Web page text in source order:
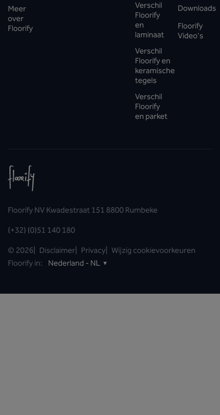
Meer
over
Floorify
Verschil
Floorify
en
laminaat
Verschil
Floorify en
keramische
tegels
Verschil
Floorify
en parket
Downloads
Floorify
Video's
Floorify NV Kwadestraat 151 8800 Rumbeke
(+32) (0)51 140 180
© 2026 Disclaimer Privacy
Wijzig cookievoorkeuren
Floorify in:
Nederland - NL ▼